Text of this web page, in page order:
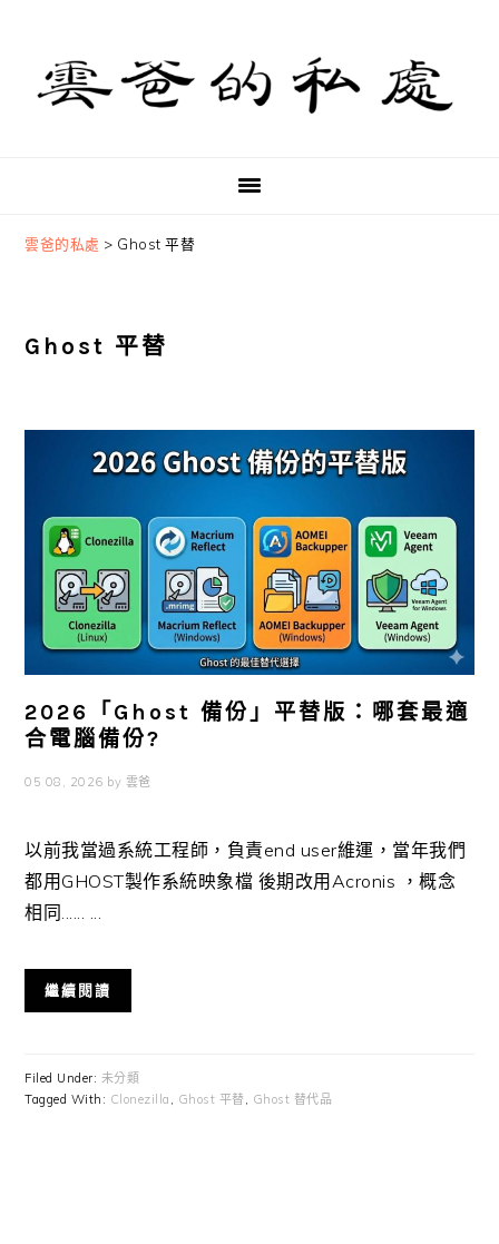
primary
navigation
content
primary
sidebar
雲爸的私處 > Ghost 平替
Ghost 平替
2026「Ghost 備份」平替版：哪套最適
合電腦備份?
05 08, 2026 by 雲爸
以前我當過系統工程師，負責end user維運，當年我們
都用GHOST製作系統映象檔 後期改用Acronis ，概念
相同...... ...
繼續閱讀
Filed Under: 未分類
Tagged With: Clonezilla , Ghost 平替, Ghost 替代品